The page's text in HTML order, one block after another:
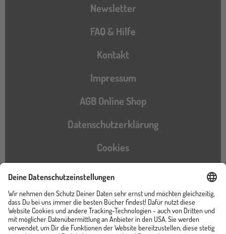
Newsletter
FAQ & Hilfe
Kontakt
Impressum
AGB Online Shop
Datenschutzerklärung
Cookies
Barrierefreiheitserklärung
Instagram
TikTokPinterestYouTubeFacebook